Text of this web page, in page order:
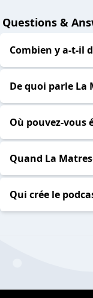
Questions &
Combien y a-t-il
De quoi parle La
Où pouvez-vous
Quand La
Qui crée le